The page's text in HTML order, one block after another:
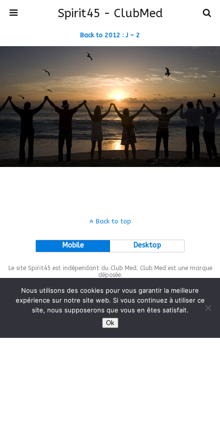
Spirit45 - ClubMed
Back to 2012 : J – 2
Back to top
Mobile Desktop
Le site Spirit45 est indépendant du Club Med. Club Med est une marque
déposée.
This site is protected bywp-copyrightpro.com
Nous utilisons des cookies pour vous garantir la meilleure
expérience sur notre site web. Si vous continuez à utiliser ce
site, nous supposerons que vous en êtes satisfait.
Ok